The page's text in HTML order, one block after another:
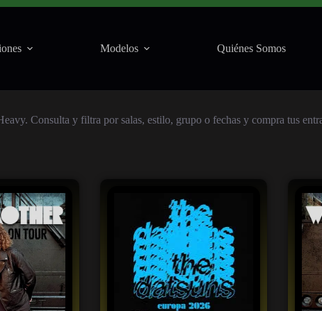
Modelos Quiénes Somos
Consulta y filtra por salas, estilo, grupo o fechas y compra tus